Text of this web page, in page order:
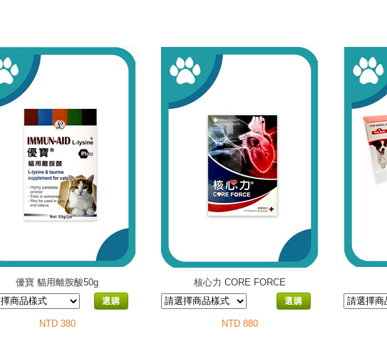
優寶 貓用離胺酸50g
選購
NTD 380
核心力 CORE FORCE
選購
NTD 880